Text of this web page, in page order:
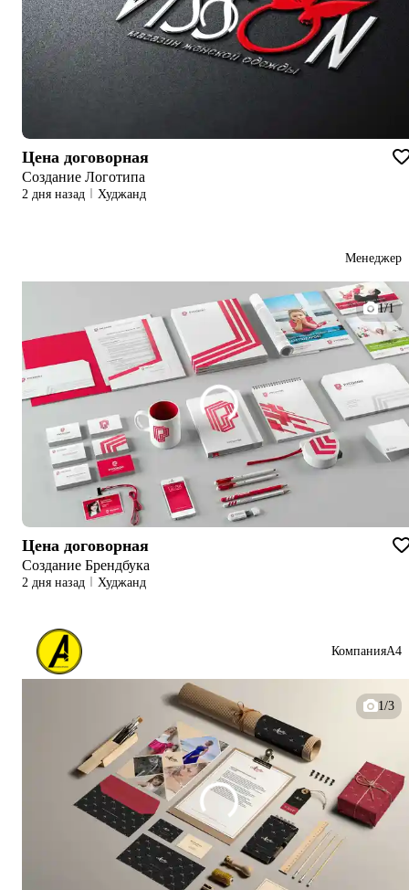
Цена договорная
Создание Логотипа
2 дня назад Худжанд
Менеджер
1/1
Цена договорная
Создание Брендбука
2 дня назад Худжанд
КомпанияА4
1/3